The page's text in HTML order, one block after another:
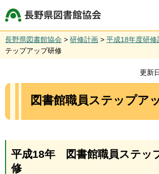
長野県図書館協会
長野県図書館協会 > 研修計画 > 平成18年度研修
テップアップ研修
更新
図書館職員ステップア
平成18年 図書館職員ステッ
修